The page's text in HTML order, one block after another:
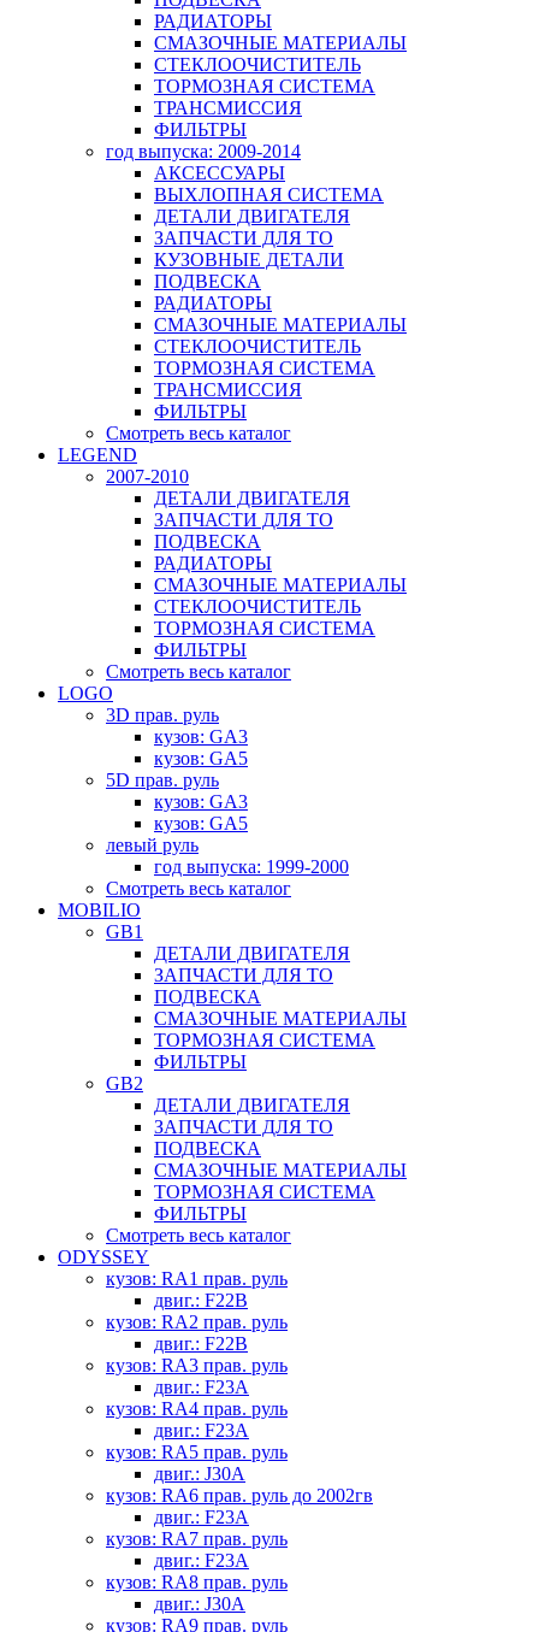
РАДИАТОРЫ
СМАЗОЧНЫЕ МАТЕРИАЛЫ
СТЕКЛООЧИСТИТЕЛЬ
ТОРМОЗНАЯ СИСТЕМА
ТРАНСМИССИЯ
ФИЛЬТРЫ
год выпуска: 2009-2014
АКСЕССУАРЫ
ВЫХЛОПНАЯ СИСТЕМА
ДЕТАЛИ ДВИГАТЕЛЯ
ЗАПЧАСТИ ДЛЯ ТО
КУЗОВНЫЕ ДЕТАЛИ
ПОДВЕСКА
РАДИАТОРЫ
СМАЗОЧНЫЕ МАТЕРИАЛЫ
СТЕКЛООЧИСТИТЕЛЬ
ТОРМОЗНАЯ СИСТЕМА
ТРАНСМИССИЯ
ФИЛЬТРЫ
Смотреть весь каталог
LEGEND
2007-2010
ДЕТАЛИ ДВИГАТЕЛЯ
ЗАПЧАСТИ ДЛЯ ТО
ПОДВЕСКА
РАДИАТОРЫ
СМАЗОЧНЫЕ МАТЕРИАЛЫ
СТЕКЛООЧИСТИТЕЛЬ
ТОРМОЗНАЯ СИСТЕМА
ФИЛЬТРЫ
Смотреть весь каталог
LOGO
3D прав. руль
кузов: GA3
кузов: GA5
5D прав. руль
кузов: GA3
кузов: GA5
левый руль
год выпуска: 1999-2000
Смотреть весь каталог
MOBILIO
GB1
ДЕТАЛИ ДВИГАТЕЛЯ
ЗАПЧАСТИ ДЛЯ ТО
ПОДВЕСКА
СМАЗОЧНЫЕ МАТЕРИАЛЫ
ТОРМОЗНАЯ СИСТЕМА
ФИЛЬТРЫ
GB2
ДЕТАЛИ ДВИГАТЕЛЯ
ЗАПЧАСТИ ДЛЯ ТО
ПОДВЕСКА
СМАЗОЧНЫЕ МАТЕРИАЛЫ
ТОРМОЗНАЯ СИСТЕМА
ФИЛЬТРЫ
Смотреть весь каталог
ODYSSEY
кузов: RA1 прав. руль
двиг.: F22B
кузов: RA2 прав. руль
двиг.: F22B
кузов: RA3 прав. руль
двиг.: F23A
кузов: RA4 прав. руль
двиг.: F23A
кузов: RA5 прав. руль
двиг.: J30A
кузов: RA6 прав. руль до 2002гв
двиг.: F23A
кузов: RA7 прав. руль
двиг.: F23A
кузов: RA8 прав. руль
двиг.: J30A
кузов: RA9 прав. руль